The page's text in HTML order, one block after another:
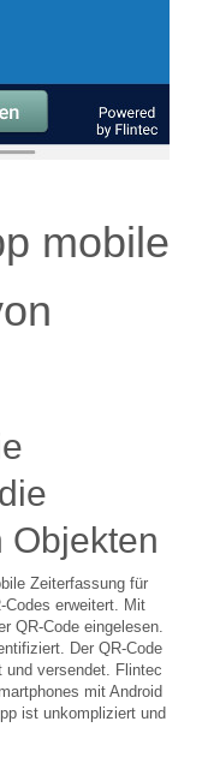
mobile
Objekten
Zeiterfassung für
Codes erweitert. Mit
QR-Code eingelesen.
Der QR-Code
versendet. Flintec
mit Android
ist unkompliziert und